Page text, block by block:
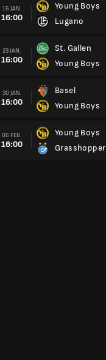
16 JAN.
16:00
Young Boys
Lugano
23 JAN.
16:00
St. Gallen
Young Boys
30 JAN.
16:00
Basel
Young Boys
06 FEB.
16:00
Young Boys
Grasshopper